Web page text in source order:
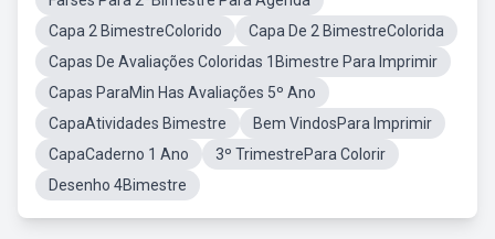
Capa 2 BimestreColorido
Capa De 2 BimestreColorida
Capas De Avaliações Coloridas 1Bimestre Para Imprimir
Capas ParaMin Has Avaliações 5º Ano
CapaAtividades Bimestre
Bem VindosPara Imprimir
CapaCaderno 1 Ano
3º TrimestrePara Colorir
Desenho 4Bimestre